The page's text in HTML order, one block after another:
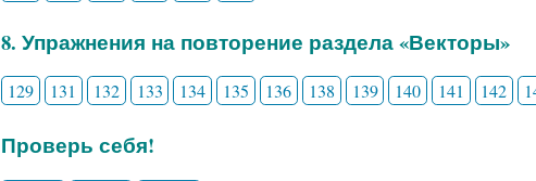
8. Упражнения на повторение раздела «Векторы»
129 131 132 133 134 135 136 138 139 140 141 142
Проверь себя!